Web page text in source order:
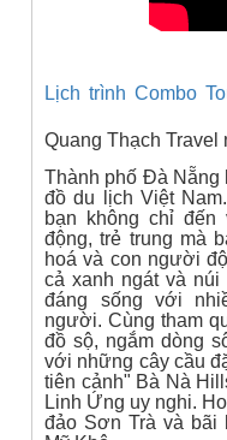
Lịch trình Combo
Quang Thạch Travel
Thành phố Đà Nẵng
đồ du lịch Việt
bạn không chỉ đến
động, trẻ trung mà
hoá và con người
cả xanh ngát và
đáng sống với
người. Cùng tham
đồ sộ, ngắm dòng
với những cây cầu
tiên cảnh" Bà Nà
Linh Ứng uy nghi.
đảo Sơn Trà và bãi